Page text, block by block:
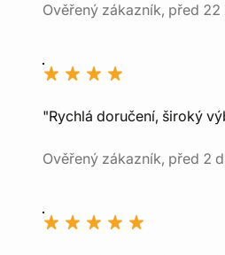
Ověřený zákazník, před 22
"Rychlá doručení, široký
Ověřený zákazník, před 2